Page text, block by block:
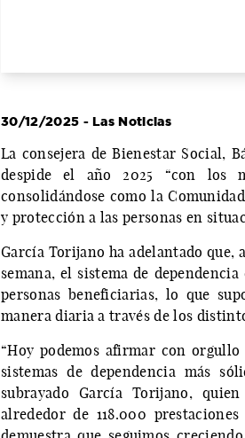
30/12/2025 - Las Noticias
La consejera de Bienestar Social,
despide el año 2025 “con los
consolidándose como la
y protección a las personas en
García Torijano ha adelantado
semana, el sistema de
personas beneficiarias, lo que
manera diaria a través de los
“Hoy podemos afirmar con
sistemas de dependencia más
subrayado García Torijano,
alrededor de 118.000